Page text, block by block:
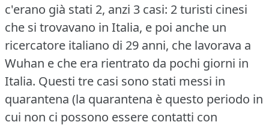
c'erano già stati 2, anzi 3 casi: 2 turisti cinesi
che si trovavano in Italia, e poi anche un
ricercatore italiano di 29 anni, che lavorava a
Wuhan e che era rientrato da pochi giorni in
Italia. Questi tre casi sono stati messi in
quarantena (la quarantena è questo periodo in
cui non ci possono essere contatti con